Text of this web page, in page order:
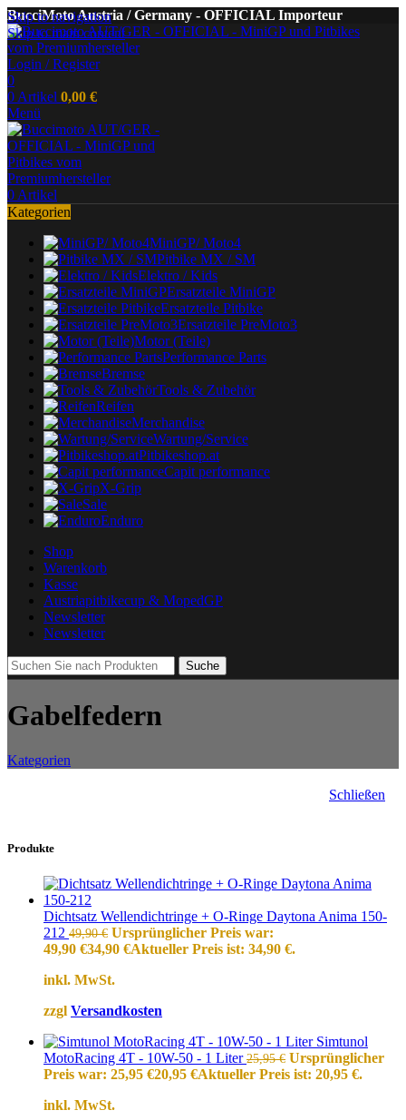
Skip to navigation
Skip to main content
BucciMoto Austria / Germany - OFFICIAL Importeur
Login / Register
0
0 Artikel 0,00 €
Menü
0 Artikel
Kategorien
MiniGP/ Moto4
Pitbike MX / SM
Elektro / Kids
Ersatzteile MiniGP
Ersatzteile Pitbike
Ersatzteile PreMoto3
Motor (Teile)
Performance Parts
Bremse
Tools & Zubehör
Reifen
Merchandise
Wartung/Service
Pitbikeshop.at
Capit performance
X-Grip
Sale
Enduro
Shop
Warenkorb
Kasse
Austriapitbikecup & MopedGP
Newsletter
Newsletter
Suche
Gabelfedern
Kategorien
Schließen
Produkte
Dichtsatz Wellendichtringe + O-Ringe Daytona Anima 150-
212 49,90€ Ursprünglicher Preis war:
49,90 €34,90 €Aktueller Preis ist: 34,90 €.
inkl. MwSt.
zzgl Versandkosten
Simtunol
MotoRacing 4T - 10W-50 - 1 Liter25,95€ Ursprünglicher
Preis war: 25,95 €20,95 €Aktueller Preis ist: 20,95 €.
inkl. MwSt.